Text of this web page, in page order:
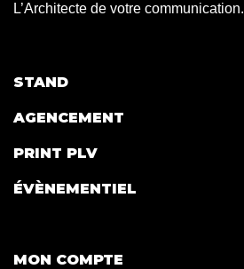
L’Architecte de votre communication.
STAND
AGENCEMENT
PRINT PLV
ÉVÈNEMENTIEL
MON COMPTE